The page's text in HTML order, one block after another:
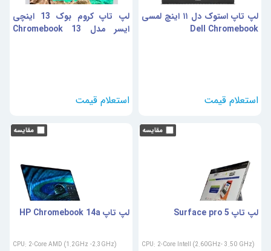
لپ تاپ استوک دل ۱۱ اینچ لمسی
Dell Chromebook
لپ تاپ کروم بوک 13 اینچی
ایسر مدل Chromebook 13
لپ تاپ 5 Surface pro
CPU: 2-Core Intell (2.60GHz- 3.50 GHz)
لپ تاپ HP Chromebook 14a
CPU: 2-Core AMD (1.2GHz -2.3GHz)